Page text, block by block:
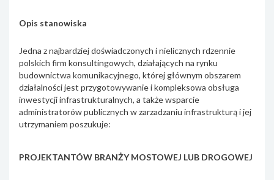
Opis stanowiska
Jedna z najbardziej doświadczonych i nielicznych rdzennie
polskich firm konsultingowych, działających na rynku
budownictwa komunikacyjnego, której głównym obszarem
działalności jest przygotowywanie i kompleksowa obsługa
inwestycji infrastrukturalnych, a także wsparcie
administratorów publicznych w zarzadzaniu infrastrukturą i jej
utrzymaniem poszukuje:
PROJEKTANTÓW BRANŻY MOSTOWEJ LUB DROGOWEJ